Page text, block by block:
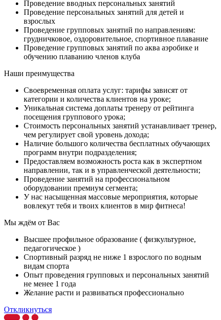
Проведение вводных персональных занятий
Проведение персональных занятий для детей и
взрослых
Проведение групповых занятий по направлениям:
грудничковое, оздоровительное, спортивное плавание
Проведение групповых занятий по аква аэробике и
обучению плаванию членов клуба
Наши преимущества
Своевременная оплата услуг: тарифы зависят от
категории и количества клиентов на уроке;
Уникальная система доплаты тренеру от рейтинга
посещения группового урока;
Стоимость персональных занятий устанавливает тренер,
чем регулирует свой уровень дохода;
Наличие большого количества бесплатных обучающих
программ внутри подразделения;
Предоставляем возможность роста как в экспертном
направлении, так и в управленческой деятельности;
Проведение занятий на профессиональном
оборудовании премиум сегмента;
У нас насыщенная массовые мероприятия, которые
вовлекут тебя и твоих клиентов в мир фитнеса!
Мы ждём от Вас
Высшее профильное образование ( физкультурное,
педагогическое )
Спортивный разряд не ниже 1 взрослого по водным
видам спорта
Опыт проведения групповых и персональных занятий
не менее 1 года
Желание расти и развиваться профессионально
Откликнуться